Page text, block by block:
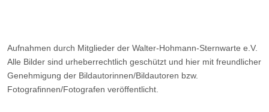
Aufnahmen durch Mitglieder der Walter-Hohmann-Sternwarte e.V.
Alle Bilder sind urheberrechtlich geschützt und hier mit freundlicher
Genehmigung der Bildautorinnen/Bildautoren bzw.
Fotografinnen/Fotografen veröffentlicht.